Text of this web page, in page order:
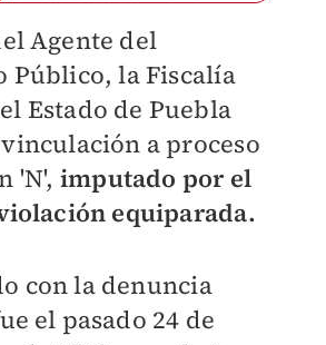
Agente del
Público, la Fiscalía
Estado de Puebla
a proceso
'N', imputado por el
equiparada.
con la denuncia
el pasado 24 de